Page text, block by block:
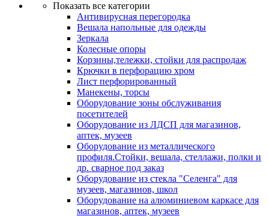
Показать все категории
Антивирусная перегородка
Вешала напольные для одежды
Зеркала
Колесные опоры
Корзины,тележки, стойки для распродаж
Крючки в перфорацию хром
Лист перфорированный
Манекены, торсы
Оборудование зоны обслуживания
посетителей
Оборудование из ЛДСП для магазинов,
аптек, музеев
Оборудование из металлического
профиля.Стойки, вешала, стеллажи, полки и
др. сварное под заказ
Оборудование из стекла "Селенга" для
музеев, магазинов, школ
Оборудование на алюминиевом каркасе для
магазинов, аптек, музеев